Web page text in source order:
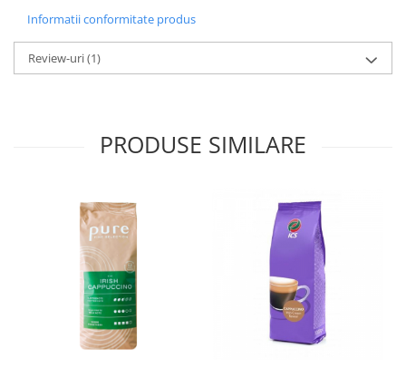
Informatii conformitate produs
Review-uri(1)
PRODUSE SIMILARE